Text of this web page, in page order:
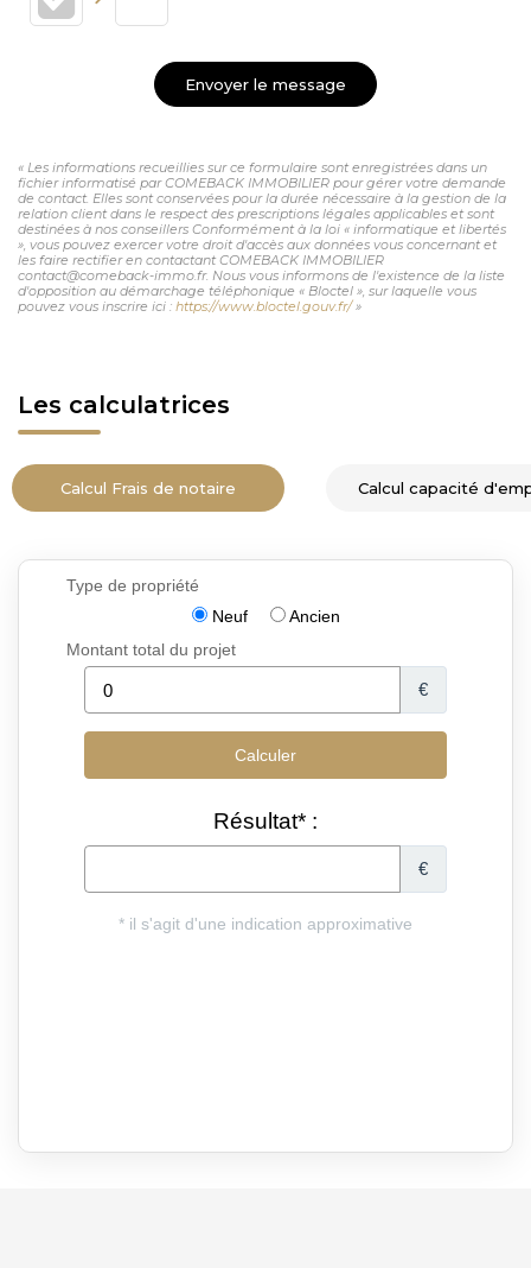
Envoyer le message
« Les informations recueillies sur ce formulaire sont enregistrées dans un
fichier informatisé par COMEBACK IMMOBILIER pour gérer votre demande
de contact. Elles sont conservées pour la durée nécessaire à la gestion de la
relation client dans le respect des prescriptions légales applicables et sont
destinées à nos conseillers Conformément à la loi « informatique et libertés
», vous pouvez exercer votre droit d'accès aux données vous concernant et
les faire rectifier en contactant COMEBACK IMMOBILIER
contact@comeback-immo.fr. Nous vous informons de l'existence de la liste
d'opposition au démarchage téléphonique « Bloctel », sur laquelle vous
pouvez vous inscrire ici : https://www.bloctel.gouv.fr/»
Les calculatrices
Calcul Frais de notaire Calcul capacité